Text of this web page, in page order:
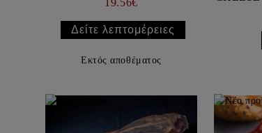
Δείτε λεπτομέρειες
Εκτός αποθέματος